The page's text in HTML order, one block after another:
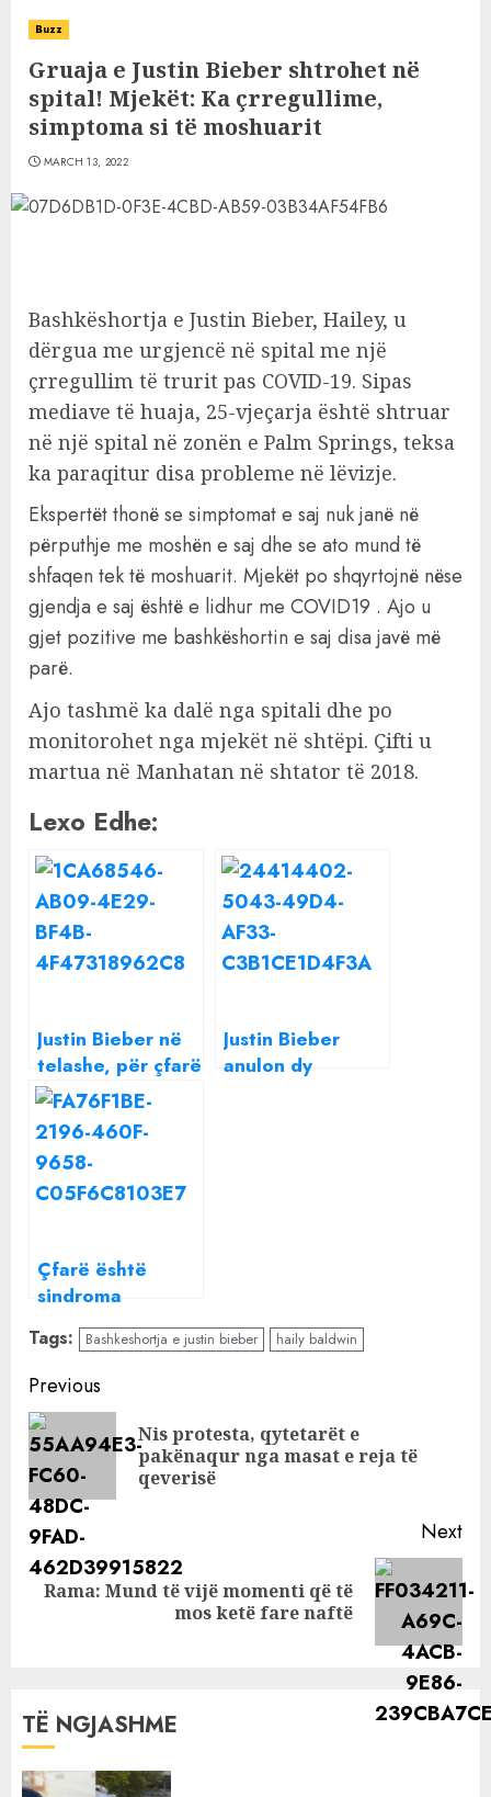
Buzz
Gruaja e Justin Bieber shtrohet në
spital! Mjekët: Ka çrregullime,
simptoma si të moshuarit
MARCH 13, 2022
Bashkëshortja e Justin Bieber, Hailey, u
dërgua me urgjencë në spital me një
çrregullim të trurit pas COVID-19. Sipas
mediave të huaja, 25-vjeçarja është shtruar
në një spital në zonën e Palm Springs, teksa
ka paraqitur disa probleme në lëvizje.
Ekspertët thonë se simptomat e saj nuk janë në
përputhje me moshën e saj dhe se ato mund të
shfaqen tek të moshuarit. Mjekët po shqyrtojnë nëse
gjendja e saj është e lidhur me COVID19 . Ajo u
gjet pozitive me bashkëshortin e saj disa javë më
parë.
Ajo tashmë ka dalë nga spitali dhe po
monitorohet nga mjekët në shtëpi. Çifti u
martua në Manhatan në shtator të 2018.
Lexo Edhe:
Justin Bieber në
telashe, për çfarë
akuzohet
këngëtari i njohur
Justin Bieber
anulon dy
Çfarë është
sindroma
“Ramsay Hunt”,
nga e cila vuan
Justin Bieber?
Tags: Bashkeshortja e justin bieber haily baldwin
Continue
Reading
Previous
Nis protesta, qytetarët e
pakënaqur nga masat e reja të
qeverisë
Next
Next
Rama: Mund të vijë momenti që të
mos ketë fare naftë
TË NGJASHME